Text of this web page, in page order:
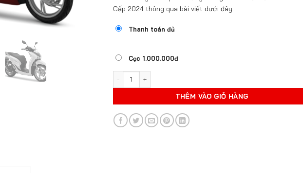
Cấp 2024 thông qua bài viết dưới đây.
Thanh toán đủ
Cọc 1.000.000đ
HONDA SH125 CAO CẤP 2024 số lượng
THÊM VÀO GIỎ HÀNG